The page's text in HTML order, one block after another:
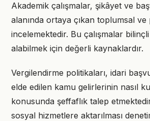
Akademik çalışmalar, şikâyet ve
alanında ortaya çıkan toplumsal
incelemektedir. Bu çalışmalar
alabilmek için değerli kaynaklardır.
Vergilendirme politikaları, idari
elde edilen kamu gelirlerinin nasıl
konusunda şeffaflık talep
sosyal hizmetlere aktarılması